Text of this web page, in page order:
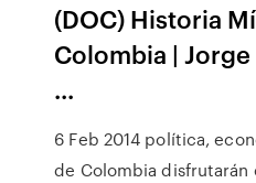
(DOC) Historia
Colombia |
...
6 Feb 2014 política,
de Colombia